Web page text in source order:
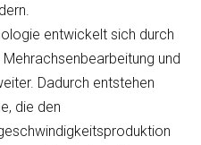
entwickelt sich durch
und
Dadurch entstehen
die den